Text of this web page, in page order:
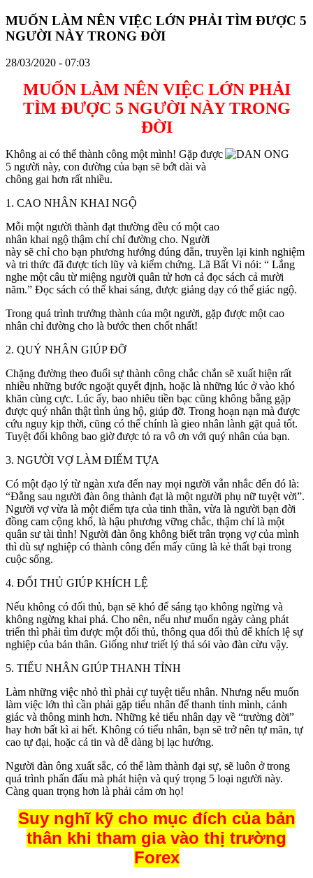
MUỐN LÀM NÊN VIỆC LỚN PHẢI TÌM ĐƯỢC 5
NGƯỜI NÀY TRONG ĐỜI
28/03/2020 - 07:03
MUỐN LÀM NÊN VIỆC LỚN PHẢI
TÌM ĐƯỢC 5 NGƯỜI NÀY TRONG
ĐỜI
Không ai có thể thành công một mình! Gặp được
5 người này, con đường của bạn sẽ bớt dài và
chông gai hơn rất nhiều.
1. CAO NHÂN KHAI NGỘ
Mỗi một người thành đạt thường đều có một cao
nhân khai ngộ thậm chí chỉ đường cho. Người
này sẽ chỉ cho bạn phương hướng đúng đắn, truyền lại kinh nghiệm
và tri thức đã được tích lũy và kiểm chứng. Lã Bất Vi nói: “ Lắng
nghe một câu từ miệng người quân tử hơn cả đọc sách cả mười
năm.” Đọc sách có thể khai sáng, được giảng dạy có thể giác ngộ.
Trong quá trình trưởng thành của một người, gặp được một cao
nhân chỉ đường cho là bước then chốt nhất!
2. QUÝ NHÂN GIÚP ĐỠ
Chặng đường theo đuổi sự thành công chắc chắn sẽ xuất hiện rất
nhiều những bước ngoặt quyết định, hoặc là những lúc ở vào khó
khăn cùng cực. Lúc ấy, bao nhiêu tiền bạc cũng không bằng gặp
được quý nhân thật tình ủng hộ, giúp đỡ. Trong hoạn nạn mà được
cứu nguy kịp thời, cũng có thể chính là gieo nhân lành gặt quả tốt.
Tuyệt đối không bao giờ được tỏ ra vô ơn với quý nhân của bạn.
3. NGƯỜI VỢ LÀM ĐIỂM TỰA
Có một đạo lý từ ngàn xưa đến nay mọi người vẫn nhắc đến đó là:
“Đằng sau người đàn ông thành đạt là một người phụ nữ tuyệt vời”.
Người vợ vừa là một điểm tựa của tinh thần, vừa là người bạn đời
đồng cam cộng khổ, là hậu phương vững chắc, thậm chí là một
quân sư tài tình! Người đàn ông không biết trân trọng vợ của mình
thì dù sự nghiệp có thành công đến mấy cũng là kẻ thất bại trong
cuộc sống.
4. ĐỐI THỦ GIÚP KHÍCH LỆ
Nếu không có đối thủ, bạn sẽ khó để sáng tạo không ngừng và
không ngừng khai phá. Cho nên, nếu như muốn ngày càng phát
triển thì phải tìm được một đối thủ, thông qua đối thủ để khích lệ sự
nghiệp của bản thân. Giống như triết lý thả sói vào đàn cừu vậy.
5. TIỂU NHÂN GIÚP THANH TỈNH
Làm những việc nhỏ thì phải cự tuyệt tiểu nhân. Nhưng nếu muốn
làm việc lớn thì cần phải gặp tiểu nhân để thanh tỉnh mình, cảnh
giác và thông minh hơn. Những kẻ tiểu nhân dạy về “trường đời”
hay hơn bất kì ai hết. Không có tiểu nhân, bạn sẽ trở nên tự mãn, tự
cao tự đại, hoặc cả tin và dễ dàng bị lạc hướng.
Người đàn ông xuất sắc, có thể làm thành đại sự, sẽ luôn ở trong
quá trình phấn đấu mà phát hiện và quý trọng 5 loại người này.
Càng quan trọng hơn là phải cảm ơn họ!
Suy nghĩ kỹ cho mục đích của bản
thân khi tham gia vào thị trường
Forex